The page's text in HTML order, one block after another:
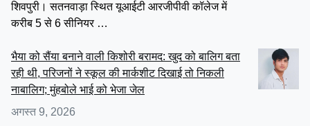
शिवपुरी। सतनवाड़ा स्थित यूआईटी आरजीपीवी कॉलेज में
करीब 5 से 6 सीनियर …
भैया को सैंया बनाने वाली किशोरी बरामद: खुद को बालिग बता
रही थी, परिजनों ने स्कूल की मार्कशीट दिखाई तो निकली
नाबालिग; मुंहबोले भाई को भेजा जेल
अगस्त 9, 2026